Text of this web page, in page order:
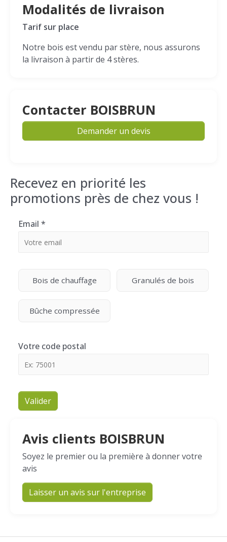
Modalités de livraison
Tarif sur place
Notre bois est vendu par stère, nous assurons
la livraison à partir de 4 stères.
Contacter BOISBRUN
Demander un devis
Recevez en priorité les
promotions près de chez vous !
Email *
Bois de chauffage Granulés de bois
Bûche compressée
Votre code postal
Valider
Avis clients BOISBRUN
Soyez le premier ou la première à donner votre
avis
Laisser un avis sur l'entreprise